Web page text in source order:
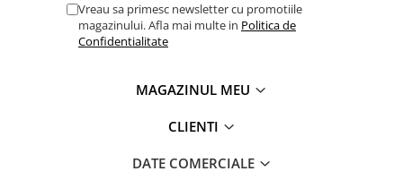
Vreau sa primesc newsletter cu promotiile
magazinului. Afla mai multe in Politica de
Confidentialitate
MAGAZINUL MEU
CLIENTI
DATE COMERCIALE